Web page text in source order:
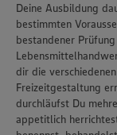
Deine Ausbildung
bestimmten
bestandener
dir die
Freizeitgestaltung
durchläufst Du
appetitlich